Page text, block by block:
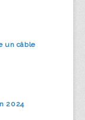
un câble
2024